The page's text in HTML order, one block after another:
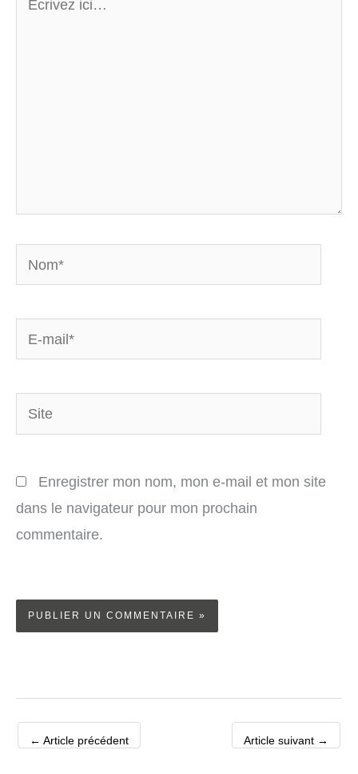
Nom*
E-
mail*
Site
Enregistrer mon nom, mon e-mail et mon site
dans le navigateur pour mon prochain
commentaire.
← Article précédent Article suivant →